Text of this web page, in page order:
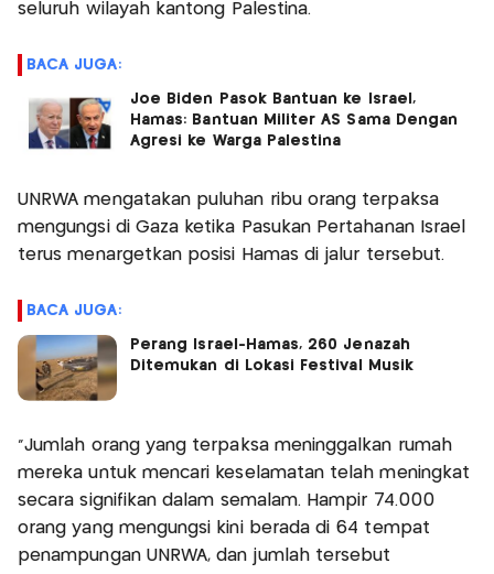
seluruh wilayah kantong Palestina.
BACA JUGA:
Joe Biden Pasok Bantuan ke Israel,
Hamas: Bantuan Militer AS Sama Dengan
Agresi ke Warga Palestina
UNRWA mengatakan puluhan ribu orang terpaksa
mengungsi di Gaza ketika Pasukan Pertahanan Israel
terus menargetkan posisi Hamas di jalur tersebut.
BACA JUGA:
Perang Israel-Hamas, 260 Jenazah
Ditemukan di Lokasi Festival Musik
“Jumlah orang yang terpaksa meninggalkan rumah
mereka untuk mencari keselamatan telah meningkat
secara signifikan dalam semalam. Hampir 74.000
orang yang mengungsi kini berada di 64 tempat
penampungan UNRWA, dan jumlah tersebut